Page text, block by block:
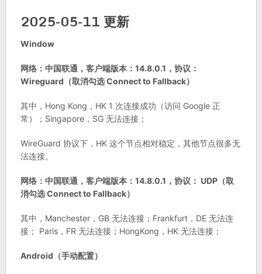
2025-05-11 更新
Window
网络：中国联通，客户端版本：14.8.0.1，协议：
Wireguard（取消勾选 Connect to Fallback）
其中，Hong Kong，HK 1 次连接成功（访问 Google 正
常）；Singapore，SG 无法连接；
WireGuard 协议下，HK 这个节点相对稳定，其他节点很多无
法连接。
网络：中国联通，客户端版本：14.8.0.1，协议： UDP（取
消勾选 Connect to Fallback）
其中，Manchester，GB 无法连接；Frankfurt，DE 无法连
接； Paris，FR 无法连接；HongKong，HK 无法连接；
Android（手动配置）